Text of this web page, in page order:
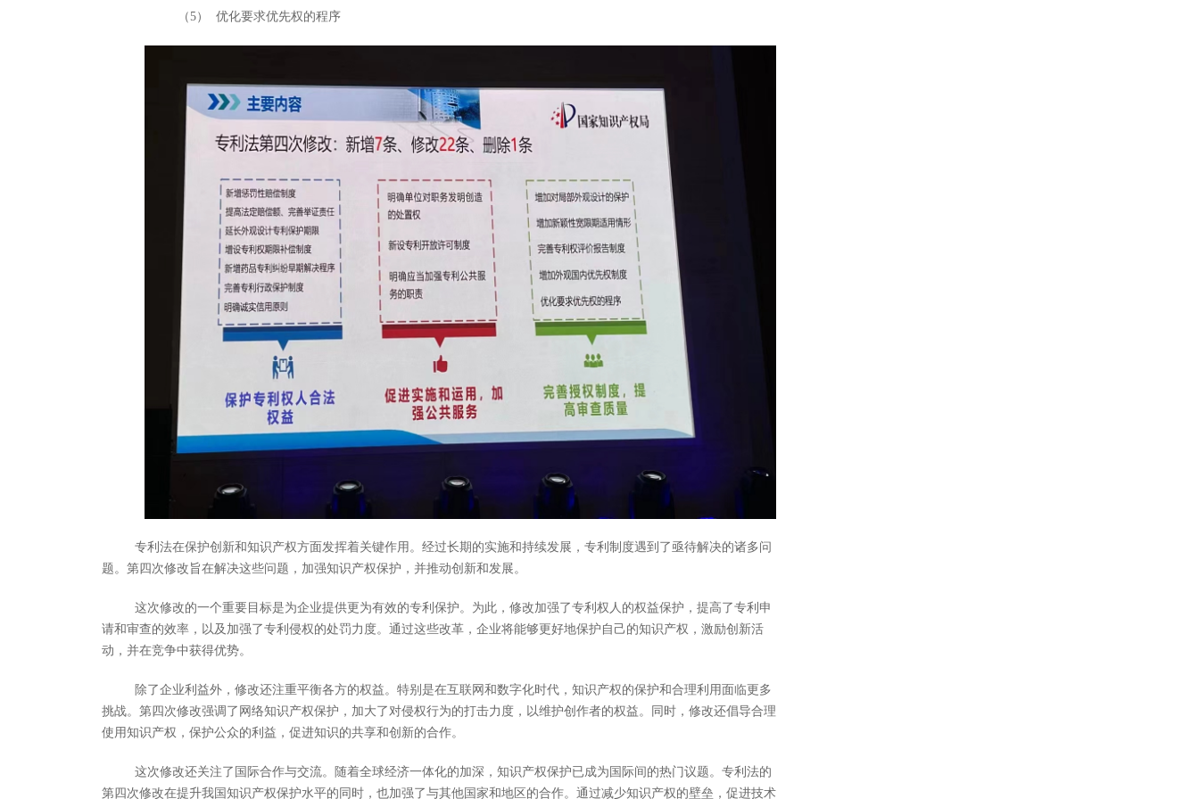
（5） 优化要求优先权的程序
专利法在保护创新和知识产权方面发挥着关键作用。经过长期的实施和持续发展，专利制度遇到了亟待解决的诸多问
题。第四次修改旨在解决这些问题，加强知识产权保护，并推动创新和发展。
这次修改的一个重要目标是为企业提供更为有效的专利保护。为此，修改加强了专利权人的权益保护，提高了专利申
请和审查的效率，以及加强了专利侵权的处罚力度。通过这些改革，企业将能够更好地保护自己的知识产权，激励创新活
动，并在竞争中获得优势。
除了企业利益外，修改还注重平衡各方的权益。特别是在互联网和数字化时代，知识产权的保护和合理利用面临更多
挑战。第四次修改强调了网络知识产权保护，加大了对侵权行为的打击力度，以维护创作者的权益。同时，修改还倡导合理
使用知识产权，保护公众的利益，促进知识的共享和创新的合作。
这次修改还关注了国际合作与交流。随着全球经济一体化的加深，知识产权保护已成为国际间的热门议题。专利法的
第四次修改在提升我国知识产权保护水平的同时，也加强了与其他国家和地区的合作。通过减少知识产权的壁垒，促进技术